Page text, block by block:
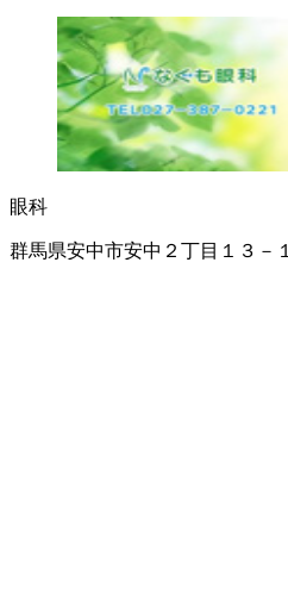
眼科
群馬県安中市安中２丁目１３－１